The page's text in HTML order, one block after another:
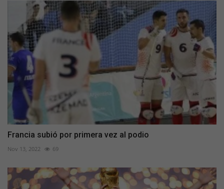
Francia subió por primera vez al podio
Nov 13, 2022 69